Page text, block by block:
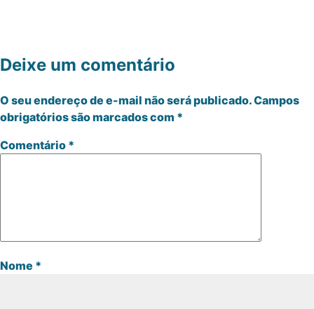
Deixe um comentário
O seu endereço de e-mail não será publicado.Campos
obrigatórios são marcados com *
Comentário *
Nome *